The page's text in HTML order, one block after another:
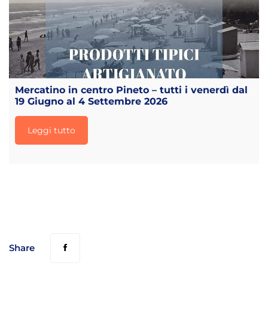
Mercatino in centro Pineto – tutti i venerdì dal
19 Giugno al 4 Settembre 2026
Leggi tutto
Share